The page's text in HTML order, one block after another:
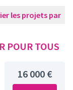
les projets par
POUR TOUS
16 000 €